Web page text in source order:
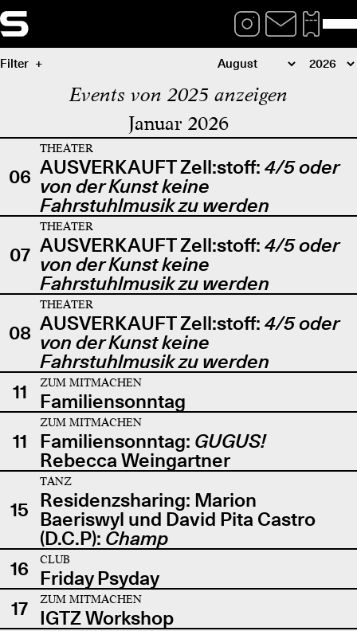
Filter
Events von 2025 anzeigen
Januar 2026
06
THEATER
AUSVERKAUFT Zell:stoff: 4/5 oder
von der Kunst keine
Fahrstuhlmusik zu werden
07
THEATER
AUSVERKAUFT Zell:stoff: 4/5 oder
von der Kunst keine
Fahrstuhlmusik zu werden
08
THEATER
AUSVERKAUFT Zell:stoff: 4/5 oder
von der Kunst keine
Fahrstuhlmusik zu werden
11
ZUM MITMACHEN
Familiensonntag
11
ZUM MITMACHEN
Familiensonntag: GUGUS!
Rebecca Weingartner
15
TANZ
Residenzsharing: Marion
Baeriswyl und David Pita Castro
(D.C.P): Champ
16
CLUB
Friday Psyday
17
ZUM MITMACHEN
IGTZ Workshop